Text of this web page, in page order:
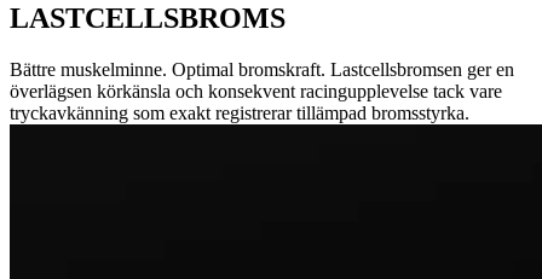
LASTCELLSBROMS
Bättre muskelminne. Optimal bromskraft. Lastcellsbromsen ger en
överlägsen körkänsla och konsekvent racingupplevelse tack vare
tryckavkänning som exakt registrerar tillämpad bromsstyrka.